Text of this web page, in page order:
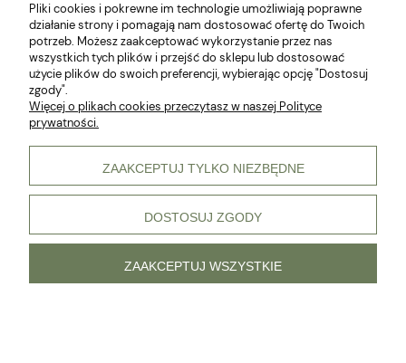
© 2026 Wszelkie prawa zastrzeżone
pokaż pełną wersję strony
Sklep internetowy Shoper Premium
Pliki cookies i pokrewne im technologie umożliwiają poprawne
działanie strony i pomagają nam dostosować ofertę do Twoich
potrzeb. Możesz zaakceptować wykorzystanie przez nas
wszystkich tych plików i przejść do sklepu lub dostosować
użycie plików do swoich preferencji, wybierając opcję "Dostosuj
zgody".
Więcej o plikach cookies przeczytasz w naszej Polityce
prywatności.
ZAAKCEPTUJ TYLKO NIEZBĘDNE
DOSTOSUJ ZGODY
ZAAKCEPTUJ WSZYSTKIE